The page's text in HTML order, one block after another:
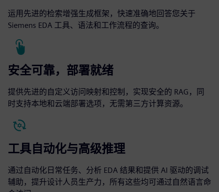
运用先进的检索增强生成框架，快速准确地回答您关于
Siemens EDA 工具、语法和工作流程的查询。
安全可靠，部署就绪
提供先进的自定义访问映射和控制，实现安全的 RAG，同
时支持本地和云端部署选项，无需第三方计算资源。
工具自动化与高级推理
通过自动化日常任务、分析 EDA 结果和提供 AI 驱动的调试
辅助，提升设计人员生产力，所有这些均可通过自然语言命